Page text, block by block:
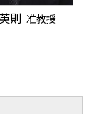
則 准教授